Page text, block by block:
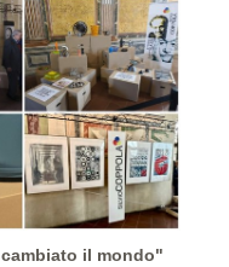
il mondo"